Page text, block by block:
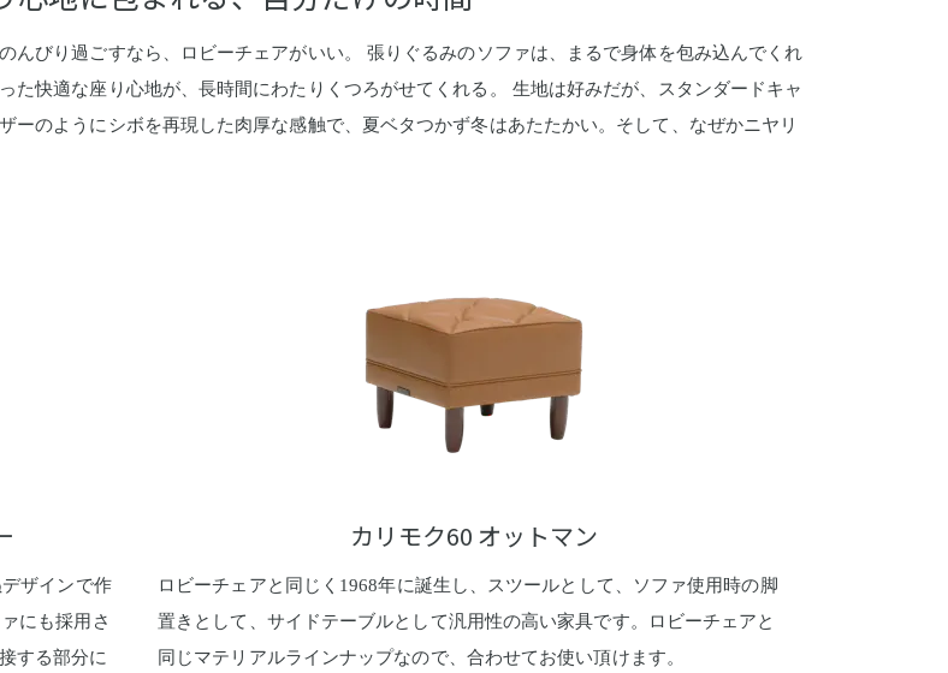
んびり過ごすなら、ロビーチェアがいい。 張りぐるみのソファは、まるで身体を包み込んでくれ
た快適な座り心地が、長時間にわたりくつろがせてくれる。 生地は好みだが、スタンダードキャ
ーのようにシボを再現した肉厚な感触で、夏ベタつかず冬はあたたかい。そして、なぜかニヤリ
ザインで作
にも採用さ
する部分に
カリモク60 オットマン
ロビーチェアと同じく1968年に誕生し、スツールとして、ソファ使用時の脚
置きとして、サイドテーブルとして汎用性の高い家具です。ロビーチェアと
同じマテリアルラインナップなので、合わせてお使い頂けます。